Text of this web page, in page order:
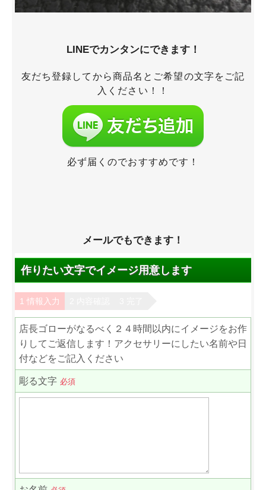
LINEでカンタンにできます！
友だち登録してから商品名とご希望の文字をご記
入ください！！
必ず届くのでおすすめです！
メールでもできます！